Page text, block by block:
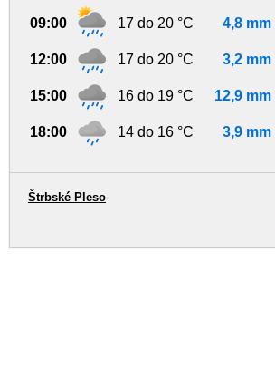
09:00 17 do 20 °C 4,8 mm
12:00 17 do 20 °C 3,2 mm
15:00 16 do 19 °C 12,9 mm
18:00 14 do 16 °C 3,9 mm
Štrbské Pleso